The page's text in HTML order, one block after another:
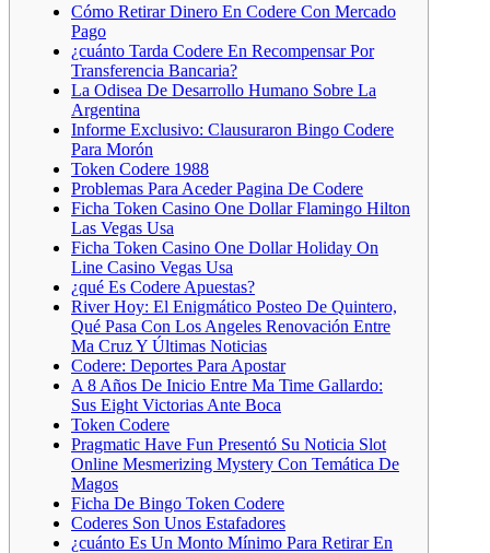
Cómo Retirar Dinero En Codere Con Mercado
Pago
¿cuánto Tarda Codere En Recompensar Por
Transferencia Bancaria?
La Odisea De Desarrollo Humano Sobre La
Argentina
Informe Exclusivo: Clausuraron Bingo Codere
Para Morón
Token Codere 1988
Problemas Para Aceder Pagina De Codere
Ficha Token Casino One Dollar Flamingo Hilton
Las Vegas Usa
Ficha Token Casino One Dollar Holiday On
Line Casino Vegas Usa
¿qué Es Codere Apuestas?
River Hoy: El Enigmático Posteo De Quintero,
Qué Pasa Con Los Angeles Renovación Entre
Ma Cruz Y Últimas Noticias
Codere: Deportes Para Apostar
A 8 Años De Inicio Entre Ma Time Gallardo:
Sus Eight Victorias Ante Boca
Token Codere
Pragmatic Have Fun Presentó Su Noticia Slot
Online Mesmerizing Mystery Con Temática De
Magos
Ficha De Bingo Token Codere
Coderes Son Unos Estafadores
¿cuánto Es Un Monto Mínimo Para Retirar En